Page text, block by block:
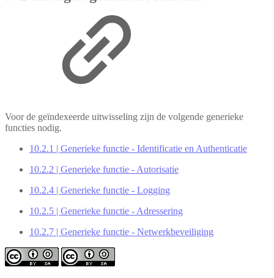
Voor de geïndexeerde uitwisseling zijn de volgende generieke
functies nodig.
10.2.1 | Generieke functie - Identificatie en Authenticatie
10.2.2 | Generieke functie - Autorisatie
10.2.4 | Generieke functie - Logging
10.2.5 | Generieke functie - Adressering
10.2.7 | Generieke functie - Netwerkbeveiliging